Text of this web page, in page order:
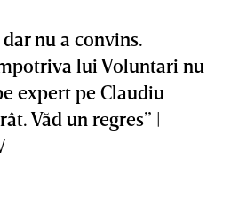
nu a convins.
lui Voluntari nu
expert pe Claudiu
Văd un regres” |